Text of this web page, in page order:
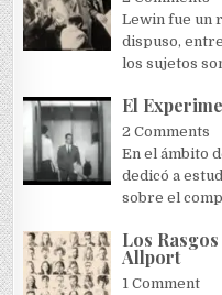
Lewin fue un
dispuso,
los sujetos
El
2 Comments
En el ámbito
dedicó a
sobre el
Los
Allport
1 Comment